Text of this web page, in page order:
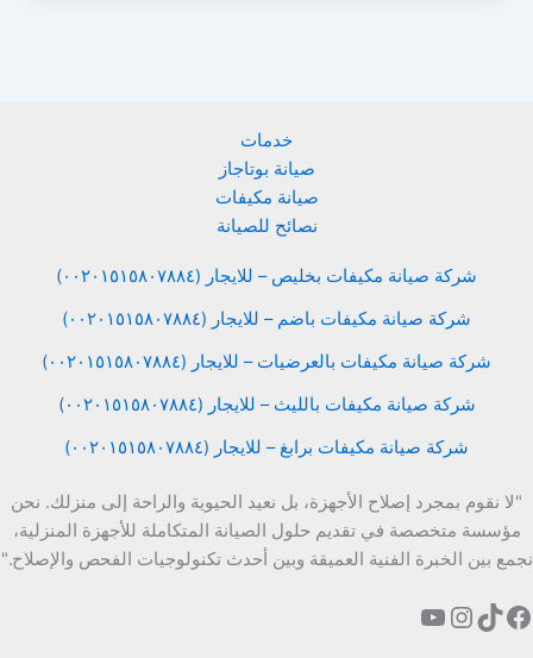
خدمات
صيانة بوتاجاز
صيانة مكيفات
نصائح للصيانة
شركة صيانة مكيفات بخليص – للايجار (٠٠٢٠١٥١٥٨٠٧٨٨٤)
شركة صيانة مكيفات باضم – للايجار (٠٠٢٠١٥١٥٨٠٧٨٨٤)
شركة صيانة مكيفات بالعرضيات – للايجار (٠٠٢٠١٥١٥٨٠٧٨٨٤)
شركة صيانة مكيفات بالليث – للايجار (٠٠٢٠١٥١٥٨٠٧٨٨٤)
شركة صيانة مكيفات برابغ – للايجار (٠٠٢٠١٥١٥٨٠٧٨٨٤)
"لا نقوم بمجرد إصلاح الأجهزة، بل نعيد الحيوية والراحة إلى منزلك. نحن
مؤسسة متخصصة في تقديم حلول الصيانة المتكاملة للأجهزة المنزلية،
نجمع بين الخبرة الفنية العميقة وبين أحدث تكنولوجيات الفحص والإصلاح."